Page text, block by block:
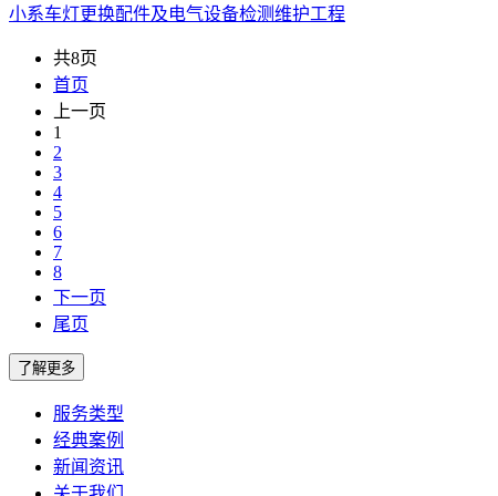
小系车灯更换配件及电气设备检测维护工程
共8页
首页
上一页
1
2
3
4
5
6
7
8
下一页
尾页
服务类型
经典案例
新闻资讯